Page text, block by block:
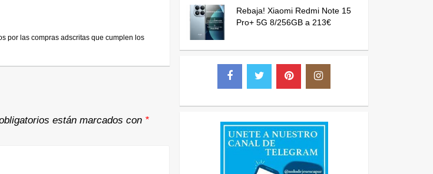
por las compras adscritas que cumplen los
están marcados con *
Rebaja! Xiaomi Redmi Note 15
Pro+ 5G 8/256GB a 213€